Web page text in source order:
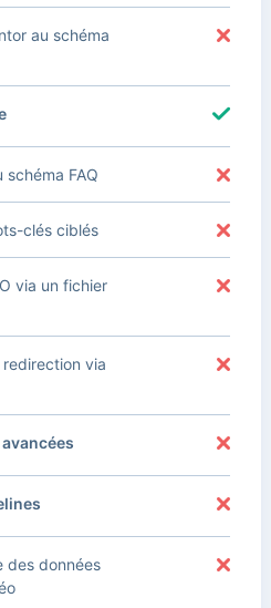
au schéma
FAQ
clés ciblés
via un fichier
via
des données